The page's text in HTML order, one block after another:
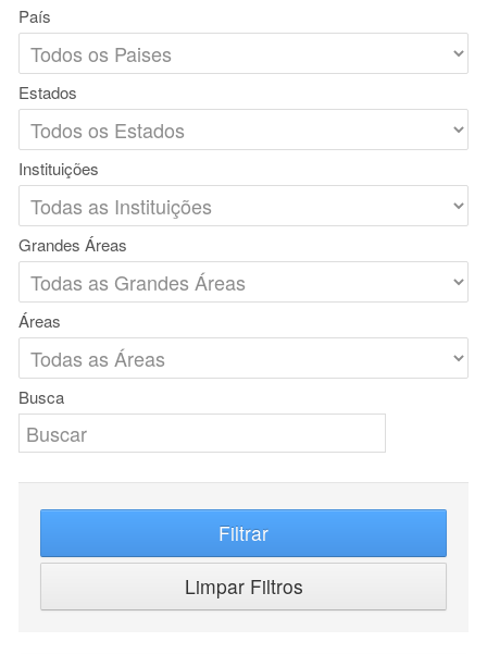
País
Estados
Instituições
Grandes Áreas
Áreas
Busca
Filtrar
Limpar Filtros